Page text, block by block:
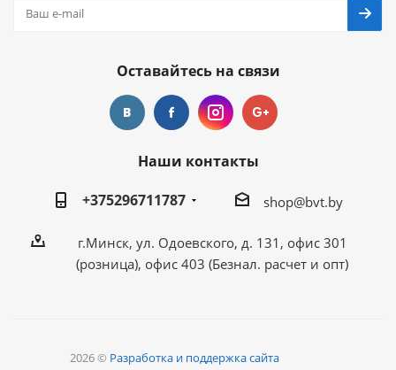
Оставайтесь на связи
Наши контакты
+375296711787
shop@bvt.by
г.Минск, ул. Одоевского, д. 131, офис 301
(розница), офис 403 (Безнал. расчет и опт)
2026 © Разработка и поддержка сайта